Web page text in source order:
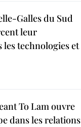
Galles du Sud
leur
technologies et
To Lam ouvre
dans les relations